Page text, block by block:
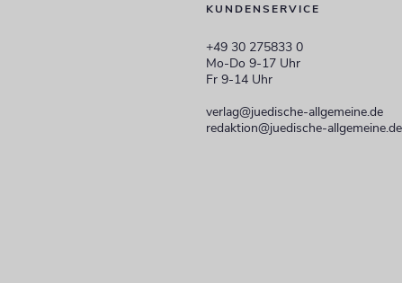
KUNDENSERVICE
+49 30 275833 0
Mo-Do 9-17 Uhr
Fr 9-14 Uhr
verlag@juedische-allgemeine.de
redaktion@juedische-allgemeine.de